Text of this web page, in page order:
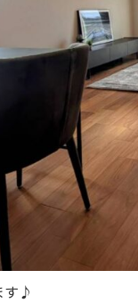
す♪